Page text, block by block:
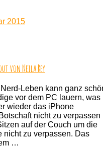
2015
von Neila Rey
Leben kann ganz
vor dem PC lauern, was
wieder das iPhone
nicht zu verpassen
auf der Couch um die
nicht zu verpassen. Das
…